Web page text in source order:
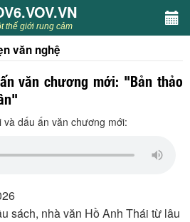
thế giới rung cảm
văn nghệ
văn chương mới: "Bản thảo
sách, nhà văn Hồ Anh Thái từ lâu